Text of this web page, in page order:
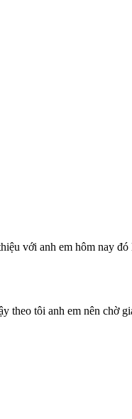
với anh em hôm nay
theo tôi anh em nên chờ